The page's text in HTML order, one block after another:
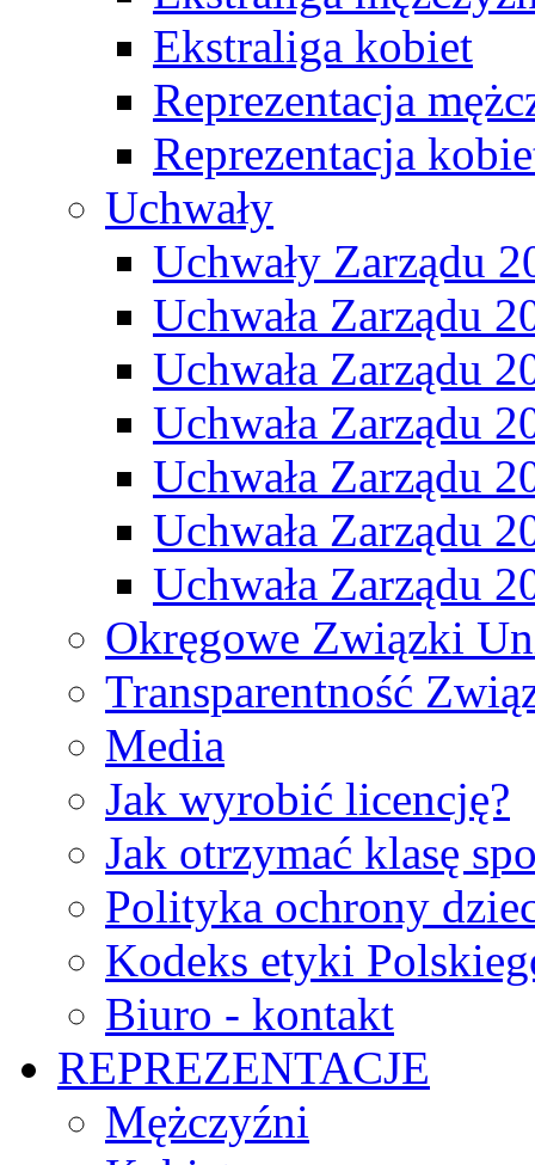
Ekstraliga kobiet
Reprezentacja
Reprezentacja
Uchwały
Uchwały Zarządu
Uchwała Zarządu
Uchwała Zarządu
Uchwała Zarządu
Uchwała Zarządu
Uchwała Zarządu
Uchwała Zarządu
Okręgowe Związki
Transparentność
Media
Jak wyrobić licencję?
Jak otrzymać klasę
Polityka ochrony
Kodeks etyki
Biuro - kontakt
REPREZENTACJE
Mężczyźni